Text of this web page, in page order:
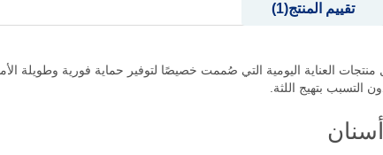
العناية اليومية التي صُممت خصيصًا لتوفير حماية فورية وطويلة
التسبب بتهيج اللثة.
تقييم المنتج 1